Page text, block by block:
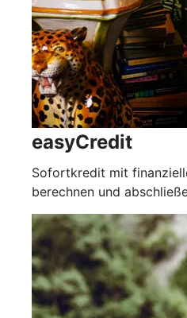
easyCredit
Sofortkredit mit
berechnen und